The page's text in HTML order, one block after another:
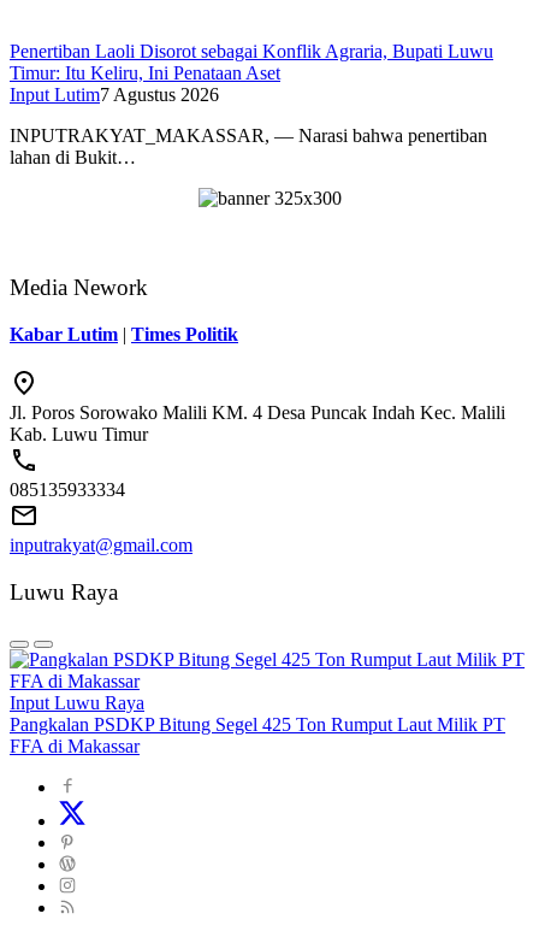
Penertiban Laoli Disorot sebagai Konflik Agraria, Bupati Luwu
Timur: Itu Keliru, Ini Penataan Aset
Input Lutim7 Agustus 2026
INPUTRAKYAT_MAKASSAR, — Narasi bahwa penertiban
lahan di Bukit…
Media Nework
Kabar Lutim | Times Politik
Jl. Poros Sorowako Malili KM. 4 Desa Puncak Indah Kec. Malili
Kab. Luwu Timur
085135933334
inputrakyat@gmail.com
Luwu Raya
Input Luwu Raya
Pangkalan PSDKP Bitung Segel 425 Ton Rumput Laut Milik PT
FFA di Makassar